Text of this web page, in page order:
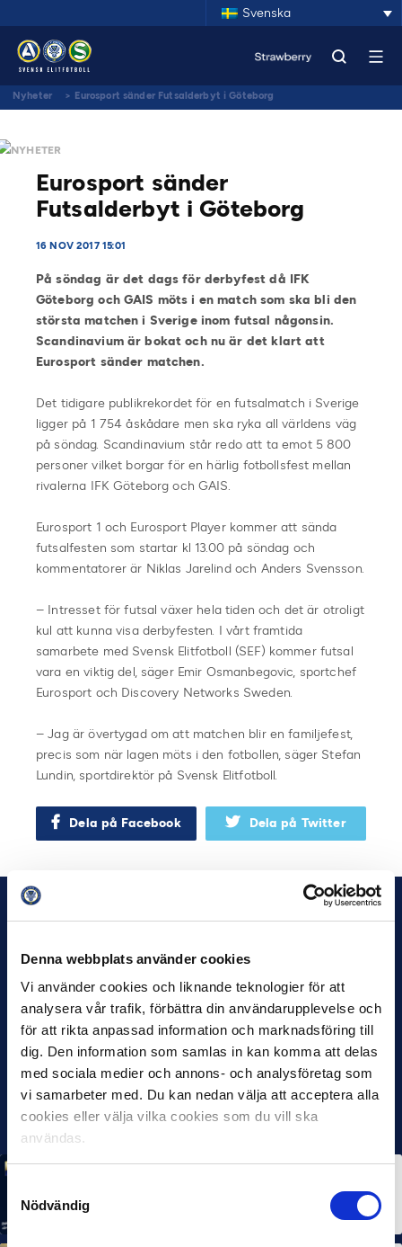
Denna webbplats använder cookies
Vi använder cookies och liknande teknologier för att
analysera vår trafik, förbättra din användarupplevelse och
för att rikta anpassad information och marknadsföring till
dig. Den information som samlas in kan komma att delas
med sociala medier och annons- och analysföretag som
vi samarbeter med. Du kan nedan välja att acceptera alla
cookies eller välja vilka cookies som du vill ska
användas.
Nödvändig
Svenska
Nyheter > Eurosport sänder Futsalderbyt i Göteborg
NYHETER
Eurosport sänder
Futsalderbyt i Göteborg
16 NOV 2017 15:01
På söndag är det dags för derbyfest då IFK
Göteborg och GAIS möts i en match som ska bli den
största matchen i Sverige inom futsal någonsin.
Scandinavium är bokat och nu är det klart att
Eurosport sänder matchen.
Det tidigare publikrekordet för en futsalmatch i Sverige
ligger på 1 754 åskådare men ska ryka all världens väg
på söndag. Scandinavium står redo att ta emot 5 800
personer vilket borgar för en härlig fotbollsfest mellan
rivalerna IFK Göteborg och GAIS.
Eurosport 1 och Eurosport Player kommer att sända
futsalfesten som startar kl 13.00 på söndag och
kommentatorer är Niklas Jarelind och Anders Svensson.
– Intresset för futsal växer hela tiden och det är otroligt
kul att kunna visa derbyfesten. I vårt framtida
samarbete med Svensk Elitfotboll (SEF) kommer futsal
vara en viktig del, säger Emir Osmanbegovic, sportchef
Eurosport och Discovery Networks Sweden.
– Jag är övertygad om att matchen blir en familjefest,
precis som när lagen möts i den fotbollen, säger Stefan
Lundin, sportdirektör på Svensk Elitfotboll.
Dela på Facebook Dela på Twitter
Rösta på Månadens Spelare & Tränare i juli